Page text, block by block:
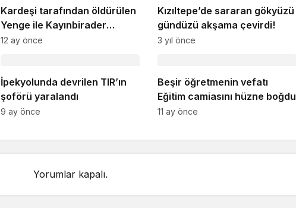
Kardeşi tarafından öldürülen
Yenge ile Kayınbirader
defnedildi!
12 ay önce
Kızıltepe’de sararan gökyüzü
gündüzü akşama çevirdi!
3 yıl önce
İpekyolunda devrilen TIR’ın
şoförü yaralandı
9 ay önce
Beşir öğretmenin vefatı
Eğitim camiasını hüzne boğdu
11 ay önce
Yorumlar kapalı.